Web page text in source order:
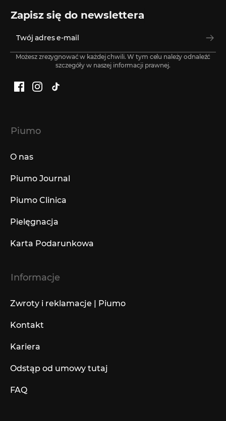
Zapisz się do newslettera
Możesz zrezygnować w każdej chwili. W tym celu należy odnaleźć
szczegóły w naszej informacji prawnej.
Facebook
Instagram
TikTok
Piumo
O nas
Piumo Journal
Piumo Clinica
Pielęgnacja
Karta Podarunkowa
Informacje
Zwroty i reklamacje | Piumo
Kontakt
Kariera
Odstąp od umowy tutaj
FAQ